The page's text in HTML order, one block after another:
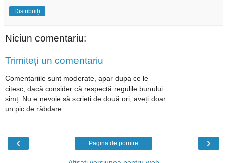
Distribuiți
Niciun comentariu:
Trimiteți un comentariu
Comentariile sunt moderate, apar dupa ce le
citesc, dacă consider că respectă regulile bunului
simț. Nu e nevoie să scrieți de două ori, aveți doar
un pic de răbdare.
‹ ›
Pagina de pornire